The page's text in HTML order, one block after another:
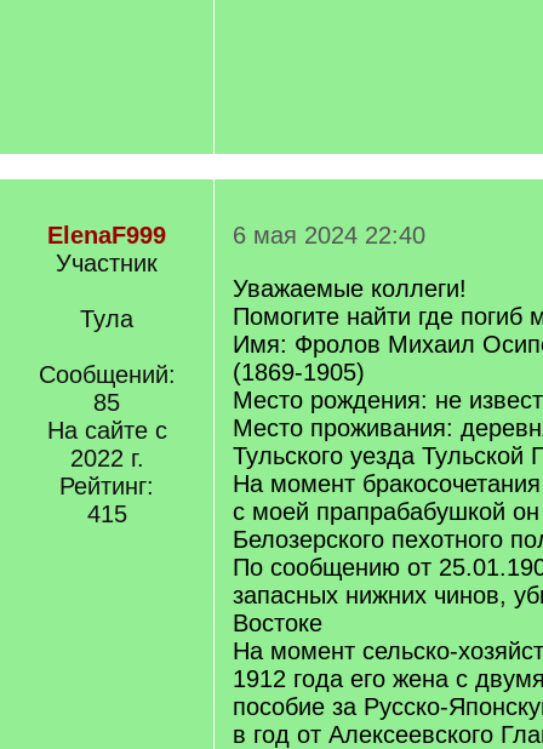
ElenaF999
Участник
Тула
Сообщений:
85
На сайте с
2022 г.
Рейтинг:
415
6 мая 2024 22:40
Уважаемые коллеги!
Помогите найти где погиб
Имя: Фролов Михаил
(1869-1905)
Место рождения: не
Место проживания:
Тульского уезда Тульской
На момент
с моей прапрабабушкой
Белозерского пехотного
По сообщению от
запасных нижних чинов,
Востоке
На момент сельско-
1912 года его жена с
пособие за Русско-
в год от Алексеевского